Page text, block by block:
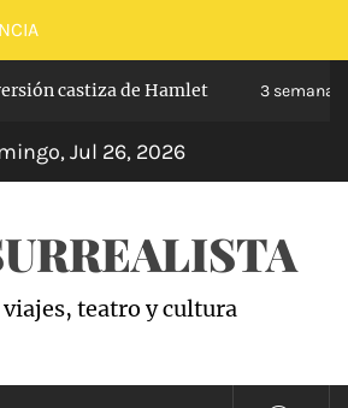
castiza de Hamlet 3 semanas
Jul 26, 2026
viajes, teatro y cultura